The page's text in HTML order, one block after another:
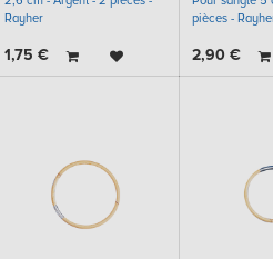
Rayher
1,75 €
pièces -
2,90€